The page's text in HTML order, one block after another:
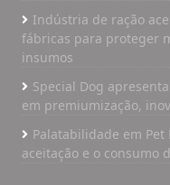
Indústria de ração
fábricas para proteger
insumos
Special Dog
em premiumização,
Palatabilidade em
aceitação e o consumo